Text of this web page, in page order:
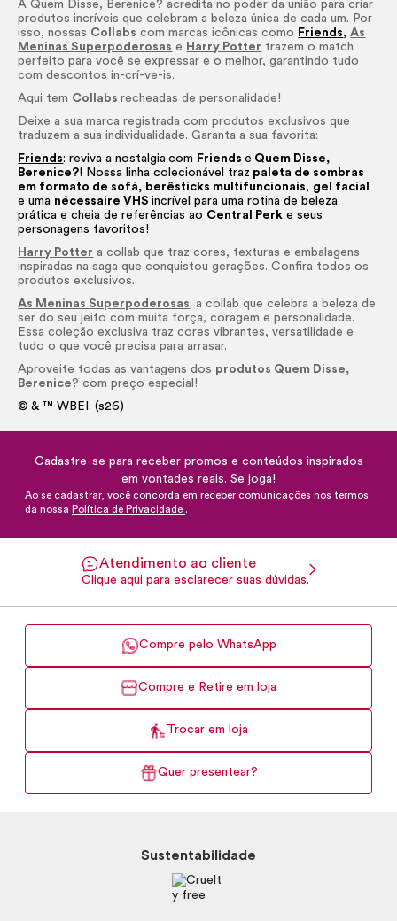
A Quem Disse, Berenice? acredita no poder da união para criar
produtos incríveis que celebram a beleza única de cada um. Por
isso, nossas Collabs com marcas icônicas como Friends, As
Meninas Superpoderosas e Harry Potter trazem o match
perfeito para você se expressar e o melhor, garantindo tudo
com descontos in-crí-ve-is.
Aqui tem Collabsrecheadas de personalidade!
Deixe a sua marca registrada com produtos exclusivos que
traduzem a sua individualidade. Garanta a sua favorita:
Friends: reviva a nostalgia com Friendse Quem Disse,
Berenice?! Nossa linha colecionável traz paleta de sombras
em formato de sofá, berêsticks multifuncionais, gel facial
e uma nécessaire VHSincrível para uma rotina de beleza
prática e cheia de referências ao Central Perk e seus
personagens favoritos!
Harry Potter a collab que traz cores, texturas e embalagens
inspiradas na saga que conquistou gerações. Confira todos os
produtos exclusivos.
As Meninas Superpoderosas: a collab que celebra a beleza de
ser do seu jeito com muita força, coragem e personalidade.
Essa coleção exclusiva traz cores vibrantes, versatilidade e
tudo o que você precisa para arrasar.
Aproveite todas as vantagens dos produtos Quem Disse,
Berenice? com preço especial!
© & ™ WBEI. (s26)
Cadastre-se para receber promos e conteúdos inspirados
em vontades reais. Se joga!
Ao se cadastrar, você concorda em receber comunicações nos termos
da nossa Política de Privacidade .
Atendimento ao cliente
Clique aqui para esclarecer suas dúvidas.
Compre pelo WhatsApp
Compre e Retire em loja
Trocar em loja
Quer presentear?
Sustentabilidade